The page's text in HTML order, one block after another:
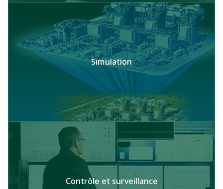
Simulation
Contrôle et surveillance